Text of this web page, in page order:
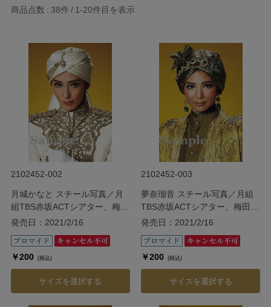
商品点数 38件 1-20件目を表示
2102452-002
月城かなと スチール写真／月
組TBS赤坂ACTシアター、梅田
芸術劇場シアター・ドラマシテ
発売日：2021/2/16
￥200 (税込)
サイズを選択する
2102452-003
夢奈瑠音 スチール写真／月組
TBS赤坂ACTシアター、梅田芸
術劇場シアター・ドラマシティ
発売日：2021/2/16
￥200 (税込)
サイズを選択する